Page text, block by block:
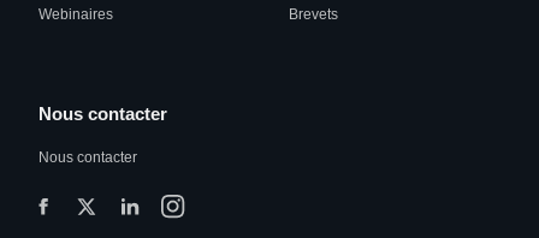
Webinaires Brevets
Nous contacter
Nous contacter